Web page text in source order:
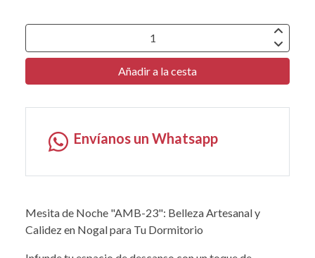
Añadir a la cesta
Envíanos un Whatsapp
Mesita de Noche "AMB-23": Belleza Artesanal y
Calidez en Nogal para Tu Dormitorio